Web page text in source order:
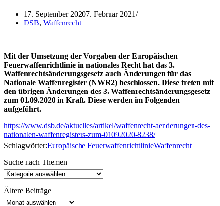
17. September 20207. Februar 2021
DSB, Waffenrecht
Mit der Umsetzung der Vorgaben der Europäischen
Feuerwaffenrichtlinie in nationales Recht hat das 3.
Waffenrechtsänderungsgesetz auch Änderungen für das
Nationale Waffenregister (NWR2) beschlossen. Diese treten mit
den übrigen Änderungen des 3. Waffenrechtsänderungsgesetz
zum 01.09.2020 in Kraft. Diese werden im Folgenden
aufgeführt.
https://www.dsb.de/aktuelles/artikel/waffenrecht-aenderungen-des-
nationalen-waffenregisters-zum-01092020-8238/
Schlagwörter:Europäische FeuerwaffenrichtlinieWaffenrecht
Suche nach Themen
Suche
Themen
Ältere Beiträge
Ältere